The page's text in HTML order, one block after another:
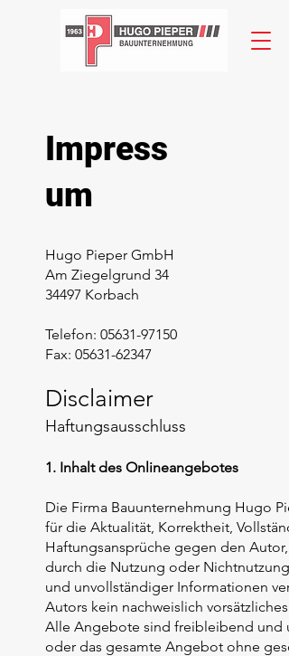
Impress
um
Hugo Pieper GmbH
Am Ziegelgrund 34
34497 Korbach
Telefon: 05631-97150
Fax: 05631-62347
Disclaimer
Haftungsausschluss
1. Inhalt des Onlineangebotes
Die Firma Bauunternehmung Hugo
für die Aktualität, Korrektheit,
Haftungsansprüche gegen den
durch die Nutzung oder
und unvollständiger Informationen
Autors kein nachweislich
Alle Angebote sind freibleibend und
oder das gesamte Angebot ohne